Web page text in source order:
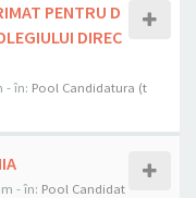
PENTRU D
DIREC
- în: Pool Candidatura (t
- în: Pool Candidat